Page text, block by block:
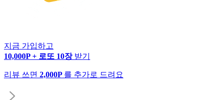
지금 가입하고
10,000P + 로또 10장 받기
리뷰 쓰면 2,000P 를 추가로 드려요